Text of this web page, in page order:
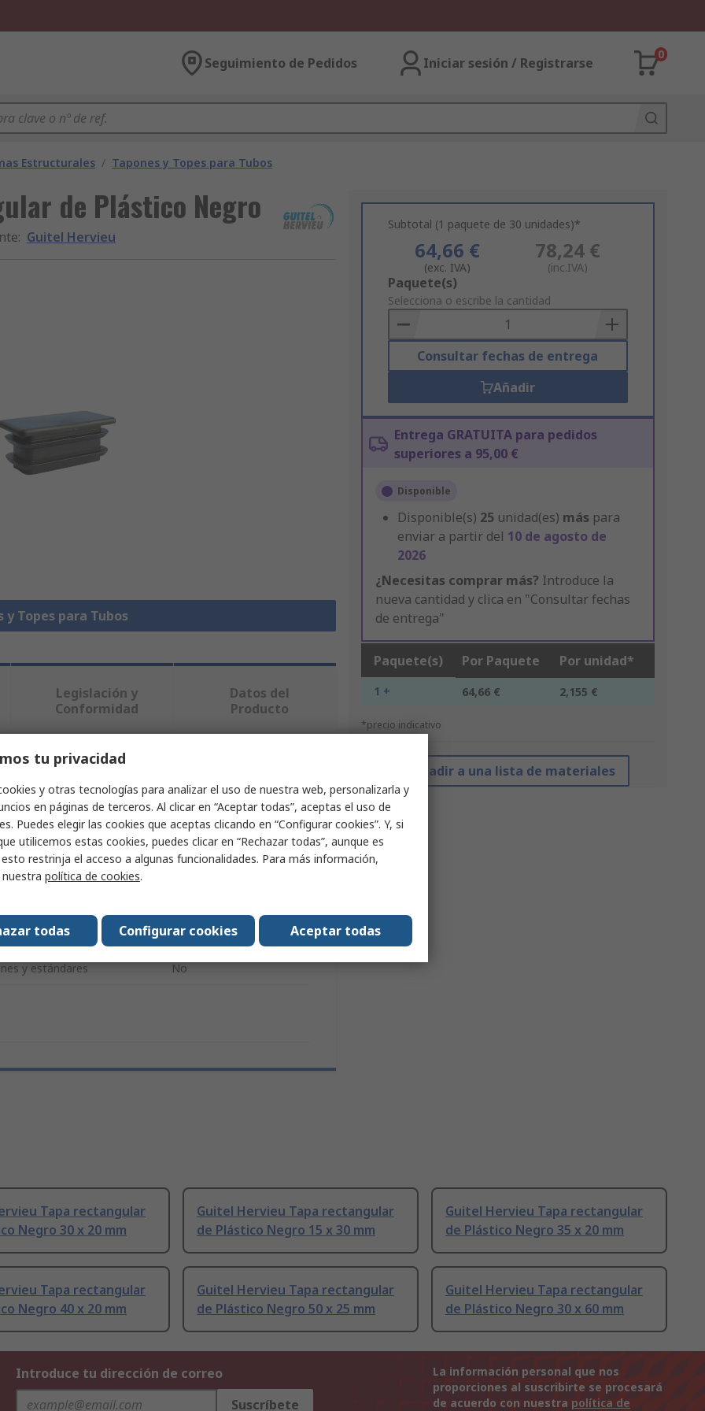
Seguimiento de Pedidos Iniciar sesión / Registrarse
0
Estructurales / Tapones y Topes para Tubos
de Plástico Negro
: Guitel Hervieu
y Topes para Tubos
Subtotal (1 paquete de 30 unidades)*
64,66 €
(exc. IVA)
78,24 €
(inc.IVA)
Add
to
Basket
Paquete(s)
Selecciona o escribe la cantidad
Consultar fechas de entrega
Añadir
Entrega GRATUITA para pedidos
superiores a 95,00 €
Disponible
Disponible(s) 25 unidad(es) más para
enviar a partir del 10 de agosto de
2026
¿Necesitas comprar más? Introduce la
nueva cantidad y clica en "Consultar fechas
de entrega"
Paquete(s) Por Paquete Por unidad*
1 + 64,66 € 2,155 €
*precio indicativo
Añadir a una lista de materiales
Legislación y
Conformidad
Datos del
Producto
uno o varios atributos.
Valor
Guitel Hervieu
Plástico
y estándares No
Tapa rectangular
Negro 30 x 20 mm
Guitel Hervieu Tapa rectangular
de Plástico Negro 15 x 30 mm
Guitel Hervieu Tapa rectangular
de Plástico Negro 35 x 20 mm
Tapa rectangular
Negro 40 x 20 mm
Guitel Hervieu Tapa rectangular
de Plástico Negro 50 x 25 mm
Guitel Hervieu Tapa rectangular
de Plástico Negro 30 x 60 mm
Introduce tu dirección de correo
Suscríbete
La información personal que nos
proporciones al suscribirte se procesará
de acuerdo con nuestra política de
tu privacidad
y otras tecnologías para analizar el uso de nuestra web, personalizarla y
en páginas de terceros. Al clicar en “Aceptar todas”, aceptas el uso de
Puedes elegir las cookies que aceptas clicando en “Configurar cookies”. Y, si
utilicemos estas cookies, puedes clicar en “Rechazar todas”, aunque es
restrinja el acceso a algunas funcionalidades. Para más información,
política de cookies.
Aceptar todas
Configurar cookies
todas